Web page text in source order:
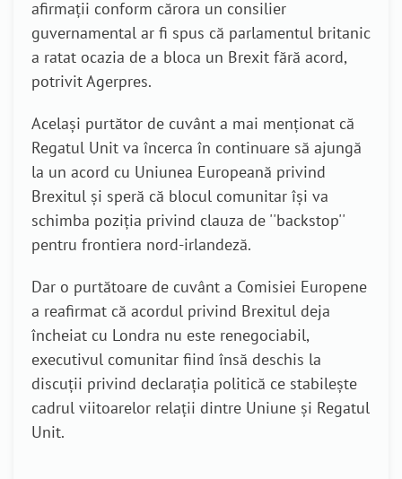
afirmaţii conform cărora un consilier
guvernamental ar fi spus că parlamentul britanic
a ratat ocazia de a bloca un Brexit fără acord,
potrivit Agerpres.
Acelaşi purtător de cuvânt a mai menţionat că
Regatul Unit va încerca în continuare să ajungă
la un acord cu Uniunea Europeană privind
Brexitul şi speră că blocul comunitar îşi va
schimba poziţia privind clauza de ''backstop''
pentru frontiera nord-irlandeză.
Dar o purtătoare de cuvânt a Comisiei Europene
a reafirmat că acordul privind Brexitul deja
încheiat cu Londra nu este renegociabil,
executivul comunitar fiind însă deschis la
discuţii privind declaraţia politică ce stabileşte
cadrul viitoarelor relaţii dintre Uniune şi Regatul
Unit.